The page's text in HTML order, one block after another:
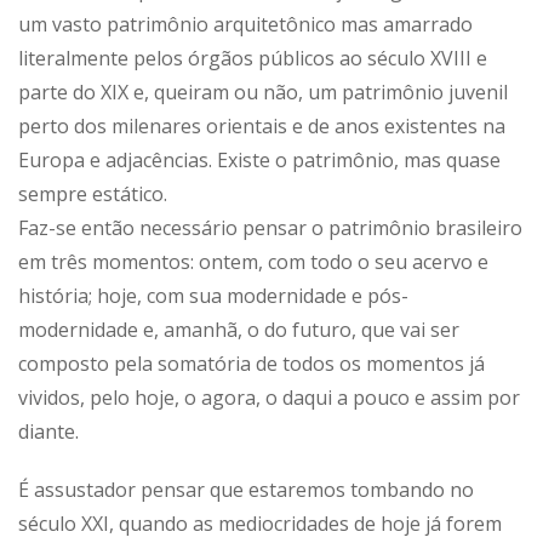
um vasto patrimônio arquitetônico mas amarrado
literalmente pelos órgãos públicos ao século XVIII e
parte do XIX e, queiram ou não, um patrimônio juvenil
perto dos milenares orientais e de anos existentes na
Europa e adjacências. Existe o patrimônio, mas quase
sempre estático.
Faz-se então necessário pensar o patrimônio brasileiro
em três momentos: ontem, com todo o seu acervo e
história; hoje, com sua modernidade e pós-
modernidade e, amanhã, o do futuro, que vai ser
composto pela somatória de todos os momentos já
vividos, pelo hoje, o agora, o daqui a pouco e assim por
diante.
É assustador pensar que estaremos tombando no
século XXI, quando as mediocridades de hoje já forem